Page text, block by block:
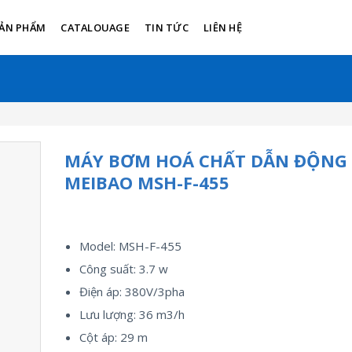
PHẨM CATALOUAGE TIN TỨC LIÊN HỆ
MÁY BƠM HOÁ CHẤT DẪN
MEIBAO MSH-F-455
Model: MSH-F-455
Công suất: 3.7 w
Điện áp: 380V/3pha
Lưu lượng: 36 m3/h
Cột áp: 29 m